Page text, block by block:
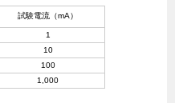
試験電流（mA）
1
10
100
1,000